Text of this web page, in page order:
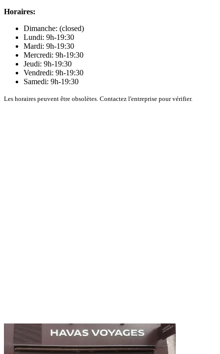
Horaires:
Dimanche: (closed)
Lundi: 9h-19:30
Mardi: 9h-19:30
Mercredi: 9h-19:30
Jeudi: 9h-19:30
Vendredi: 9h-19:30
Samedi: 9h-19:30
Les horaires peuvent être obsolètes. Contactez l'entreprise pour vérifier.